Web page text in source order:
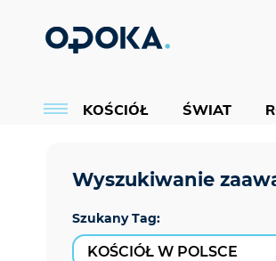
KOŚCIÓŁ ŚWIAT
Szukany Tag: